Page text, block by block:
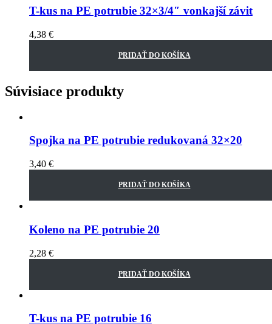
T-kus na PE potrubie 32×3/4″ vonkajší závit
4,38 €
PRIDAŤ DO KOŠÍKA
Súvisiace produkty
Spojka na PE potrubie redukovaná 32×20
3,40 €
PRIDAŤ DO KOŠÍKA
Koleno na PE potrubie 20
2,28 €
PRIDAŤ DO KOŠÍKA
T-kus na PE potrubie 16